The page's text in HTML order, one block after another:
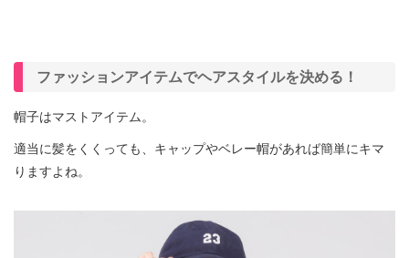
ファッションアイテムでヘアスタイルを決める！
帽子はマストアイテム。
適当に髪をくくっても、キャップやベレー帽があれば簡単にキマ
りますよね。